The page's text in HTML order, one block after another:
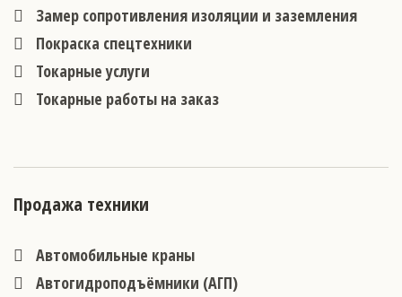
Замер сопротивления изоляции и заземления
Покраска спецтехники
Токарные услуги
Токарные работы на заказ
Продажа техники
Автомобильные краны
Автогидроподъёмники (АГП)